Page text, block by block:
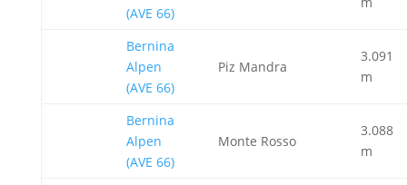
(AVE 66)
Bernina
Alpen
(AVE 66)
Piz Mandra
3.091
m
Bernina
Alpen
(AVE 66)
Monte Rosso
3.088
m